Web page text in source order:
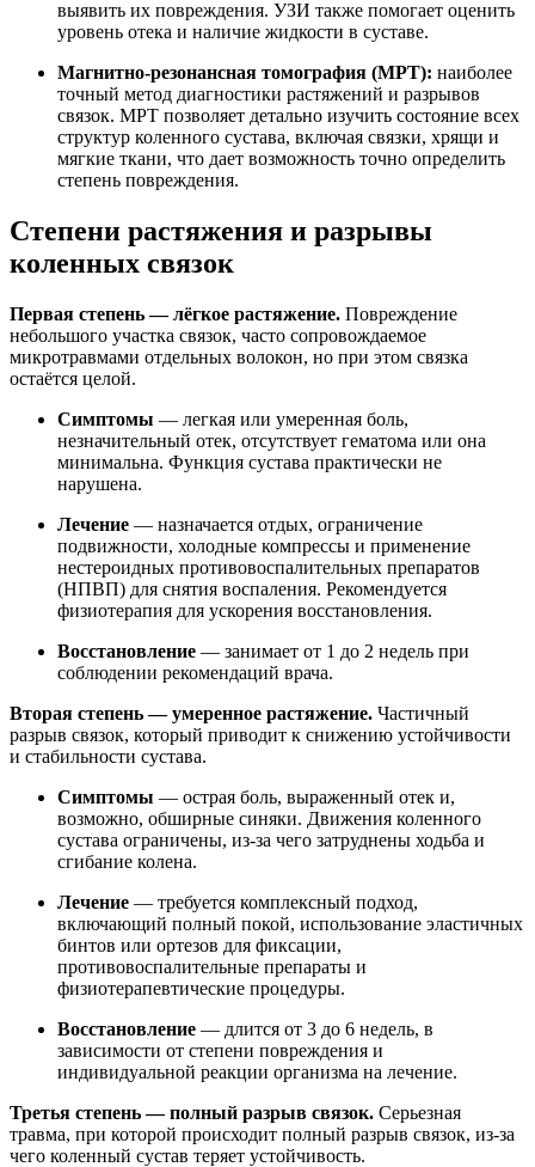
выявить их повреждения. УЗИ также помогает оценить
уровень отека и наличие жидкости в суставе.
Магнитно-резонансная томография (МРТ): наиболее
точный метод диагностики растяжений и разрывов
связок. МРТ позволяет детально изучить состояние всех
структур коленного сустава, включая связки, хрящи и
мягкие ткани, что дает возможность точно определить
степень повреждения.
Степени растяжения и разрывы
коленных связок
Первая степень — лёгкое растяжение. Повреждение
небольшого участка связок, часто сопровождаемое
микротравмами отдельных волокон, но при этом связка
остаётся целой.
Симптомы — легкая или умеренная боль,
незначительный отек, отсутствует гематома или она
минимальна. Функция сустава практически не
нарушена.
Лечение — назначается отдых, ограничение
подвижности, холодные компрессы и применение
нестероидных противовоспалительных препаратов
(НПВП) для снятия воспаления. Рекомендуется
физиотерапия для ускорения восстановления.
Восстановление — занимает от 1 до 2 недель при
соблюдении рекомендаций врача.
Вторая степень — умеренное растяжение. Частичный
разрыв связок, который приводит к снижению устойчивости
и стабильности сустава.
Симптомы — острая боль, выраженный отек и,
возможно, обширные синяки. Движения коленного
сустава ограничены, из-за чего затруднены ходьба и
сгибание колена.
Лечение — требуется комплексный подход,
включающий полный покой, использование эластичных
бинтов или ортезов для фиксации,
противовоспалительные препараты и
физиотерапевтические процедуры.
Восстановление — длится от 3 до 6 недель, в
зависимости от степени повреждения и
индивидуальной реакции организма на лечение.
Третья степень — полный разрыв связок. Серьезная
травма, при которой происходит полный разрыв связок, из-за
чего коленный сустав теряет устойчивость.